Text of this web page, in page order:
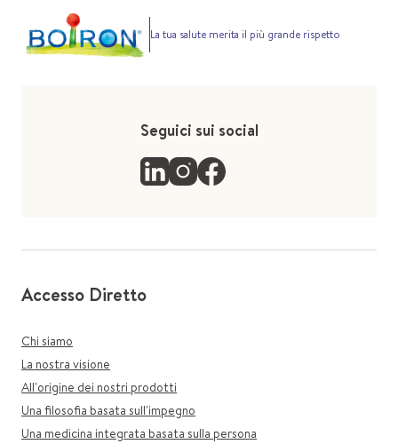
La tua salute merita il più grande rispetto
Seguici sui social
Accesso Diretto
Chi siamo
La nostra visione
All'origine dei nostri prodotti
Una filosofia basata sull'impegno
Una medicina integrata basata sulla persona